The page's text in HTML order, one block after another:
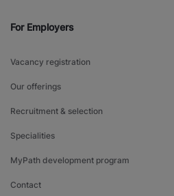
For Employers
Vacancy registration
Our offerings
Recruitment & selection
Specialities
MyPath development program
Contact